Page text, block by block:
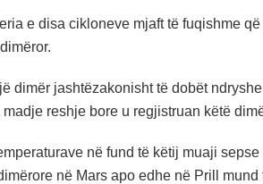
e disa cikloneve mjaft të fuqishme
dimër jashtëzakonisht të dobët
reshje bore u regjistruan këtë
në fund të këtij muaji
në Mars apo edhe në Prill